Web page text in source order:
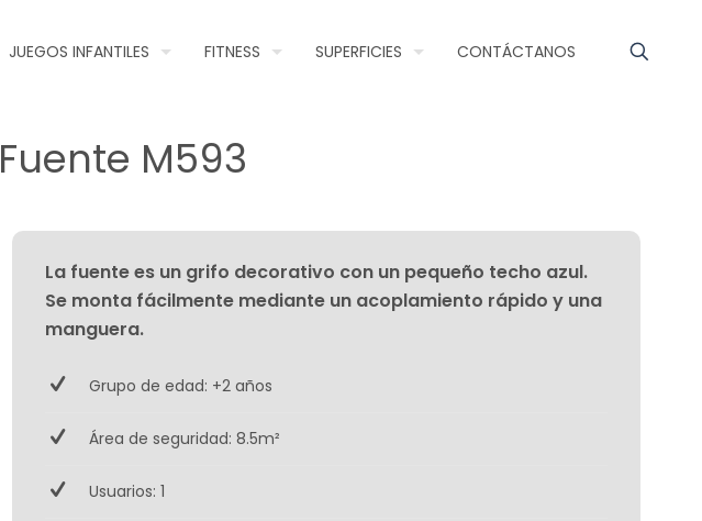
JUEGOS INFANTILES FITNESS SUPERFICIES CONTÁCTANOS
Fuente M593
La fuente es un grifo decorativo con un pequeño techo azul.
Se monta fácilmente mediante un acoplamiento rápido y una
manguera.
Grupo de edad: +2 años
Área de seguridad: 8.5m²
Usuarios: 1